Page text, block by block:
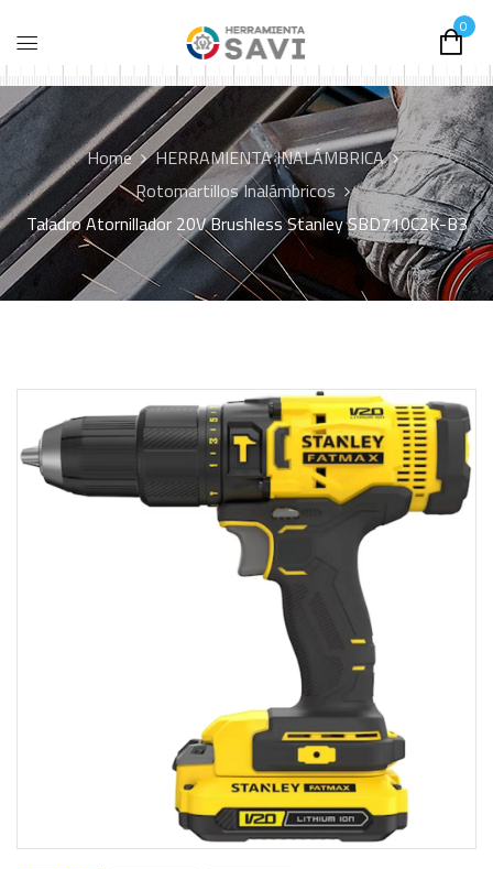
0
Home
HERRAMIENTA INALÁMBRICA
Rotomartillos Inalámbricos
Taladro Atornillador 20V Brushless Stanley SBD710C2K-B3